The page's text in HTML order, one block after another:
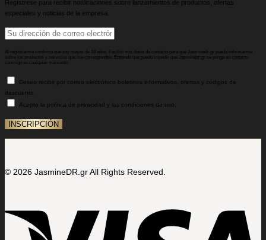
Regístrese para recibir notificaciones sobre lanzamientos de productos, ofertas
especiales y noticias de la empresa.
Al registrarme confirmo que soy mayor de 18 años. Facilito mis datos de contacto para que Jasminedr.gr pueda informarme
sobre los productos y servicios que me corresponden. Entiendo que puedo impedir que Jasminedr.gr se ponga en contacto
conmigo en cualquier momento.
Deseo recibir por correo electrónico boletines informativos, ofertas y códigos de
descuento.
Acepto la política de privacidad y las condiciones de uso.
© 2026 JasmineDR.gr All Rights Reserved.